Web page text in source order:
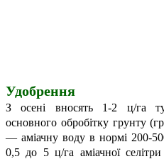
Удобрення
З осені вносять 1-2 ц/га
основного обробітку грунту
— аміачну воду в нормі 200-
0,5 до 5 ц/га аміачної